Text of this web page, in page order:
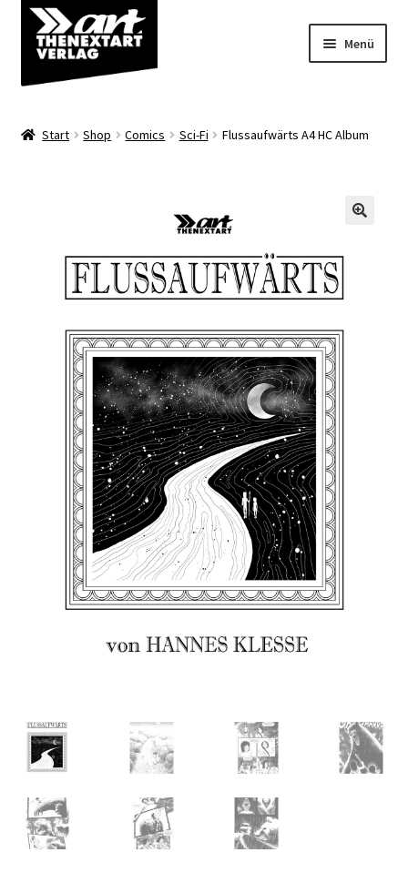
Zur
Navigation
springen
Zum
Inhalt
springen
Menü
Start Shop Comics Sci-Fi Flussaufwärts A4 HC Album